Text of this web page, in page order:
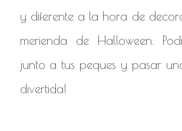
y diferente a la hora de
merienda de Halloween.
junto a tus peques y pasar
divertida!